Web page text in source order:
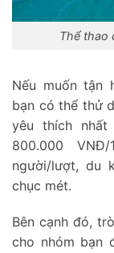
Thể thao
Nếu muốn tận
bạn có thể thử
yêu thích
800.000
người/lượt, du
chục mét.
Bên cạnh đó,
cho nhóm bạn